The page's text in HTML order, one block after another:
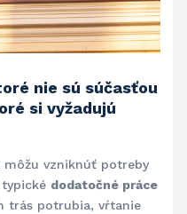
nie sú súčasťou
si vyžadujú
môžu vzniknúť potreby
dodatočné práce
trás potrubia, vŕtanie